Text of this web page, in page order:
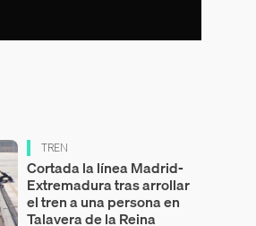
TREN
Cortada la línea Madrid-
Extremadura tras arrollar
el tren a una persona en
Talavera de la Reina